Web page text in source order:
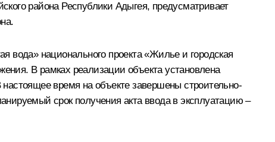
района Республики Адыгея, предусматривает
вода» национального проекта «Жилье и городская
В рамках реализации объекта установлена
время на объекте завершены строительно-
срок получения акта ввода в эксплуатацию –